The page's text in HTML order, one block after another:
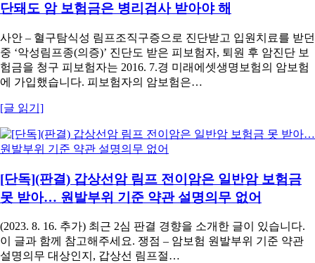
단돼도 암 보험금은 병리검사 받아야 해
사안 – 혈구탐식성 림프조직구증으로 진단받고 입원치료를 받던
중 ‘악성림프종(의증)’ 진단도 받은 피보험자, 퇴원 후 암진단 보
험금을 청구 피보험자는 2016. 7.경 미래에셋생명보험의 암보험
에 가입했습니다. 피보험자의 암보험은…
[글 읽기]
[단독](판결) 갑상선암 림프 전이암은 일반암 보험금
못 받아… 원발부위 기준 약관 설명의무 없어
(2023. 8. 16. 추가) 최근 2심 판결 경향을 소개한 글이 있습니다.
이 글과 함께 참고해주세요. 쟁점 – 암보험 원발부위 기준 약관
설명의무 대상인지, 갑상선 림프절…